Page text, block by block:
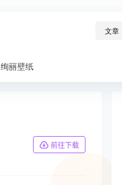
文章
绚丽壁纸
前往下载